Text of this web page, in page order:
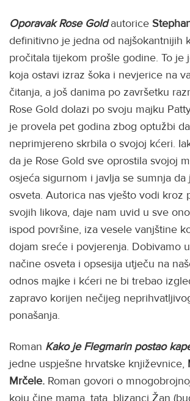
Oporavak Rose Goldautorice
definitivno je jedna od najšokantnijih
pročitala tijekom prošle godine. To je
koja ostavi izraz šoka i nevjerice na
čitanja, a još danima po završetku
Rose Gold dolazi po svoju majku
je provela pet godina zbog optužbi
neprimjereno skrbila o svojoj kćeri.
da je Rose Gold sve oprostila svojoj
osjeća sigurnom i javlja se sumnja da
osveta. Autorica nas vješto vodi kroz
svojih likova, daje nam uvid u sve
ispod površine, iza vesele vanjštine
dojam sreće i povjerenja. Dobivamo
načine osveta i opsesija utječu na
odnos majke i kćeri ne bi trebao
zapravo korijen nečijeg
ponašanja.
Roman Kako je Flegmarin postao
jedne uspješne hrvatske književnice,
Mrčele. Roman govori o
koju čine mama, tata, blizanci Žan